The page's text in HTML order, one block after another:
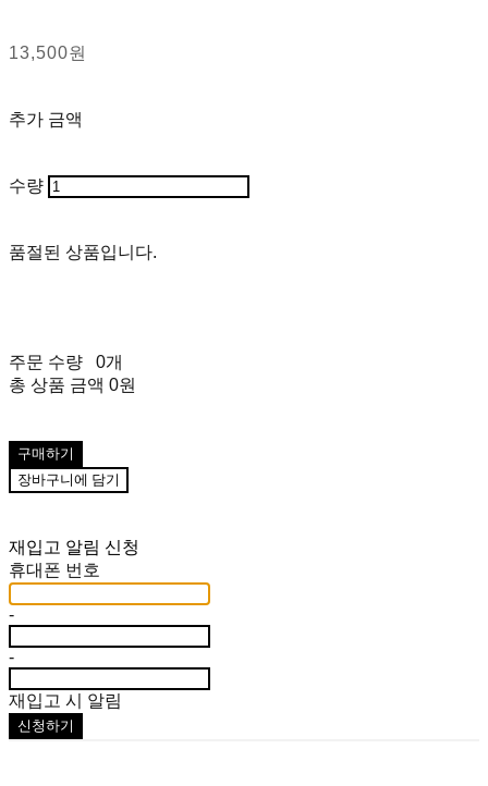
13,500원
추가 금액
수량
품절된 상품입니다.
주문 수량
0개
총 상품 금액 0원
구매하기
장바구니에 담기
재입고 알림 신청
휴대폰 번호
-
-
재입고 시 알림
신청하기